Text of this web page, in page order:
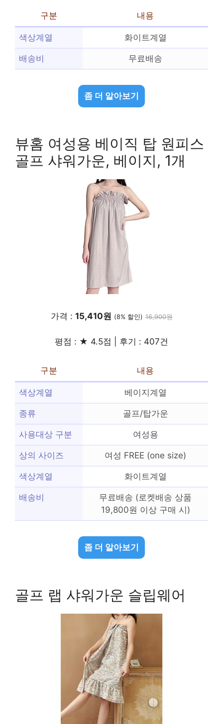
구분 내용
색상계열 화이트계열
배송비 무료배송
좀 더 알아보기
뷰홈 여성용 베이직 탑 원피스
골프 샤워가운, 베이지, 1개
가격 : 15,410원 (8% 할인) 16,900원
평점 : ★ 4.5점 | 후기 : 407건
구분 내용
색상계열 베이지계열
종류 골프/탑가운
사용대상 구분 여성용
상의 사이즈 여성 FREE (one size)
색상계열 화이트계열
배송비
무료배송 (로켓배송 상품
19,800원 이상 구매 시)
좀 더 알아보기
골프 랩 샤워가운 슬립웨어